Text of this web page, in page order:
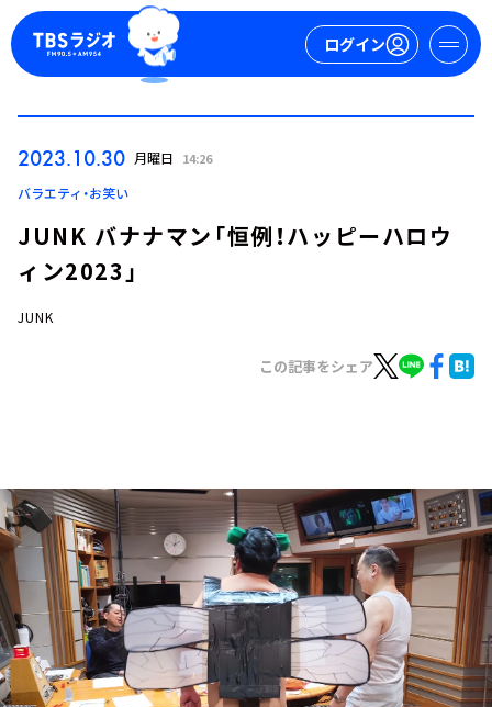
ログイン
ログイン
お知らせ
イベント・グッズ
YouTube
会社情報
2023.10.30 月曜日 14:26
バラエティ・お笑い
JUNK バナナマン「恒例！ハッピーハロウ
ィン2023」
JUNK
この記事をシェア